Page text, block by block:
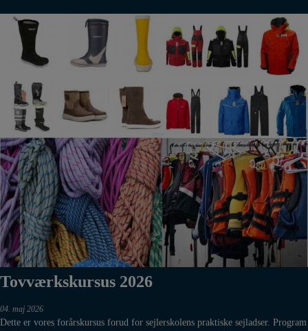
Tovværkskursus 2026
04. maj 2026
Dette er vores forårskursus forud for sejlerskolens praktiske sejladser. Program